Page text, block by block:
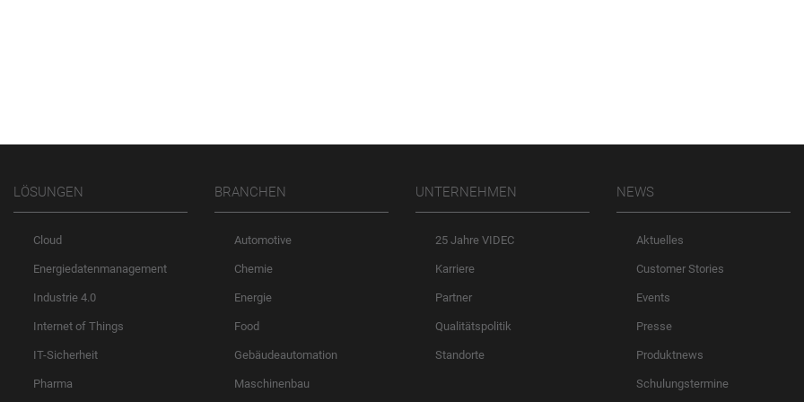
LÖSUNGEN
Cloud
Energiedatenmanagement
Industrie 4.0
Internet of Things
IT-Sicherheit
Pharma
BRANCHEN
Automotive
Chemie
Energie
Food
Gebäudeautomation
Maschinenbau
UNTERNEHMEN
25 Jahre VIDEC
Karriere
Partner
Qualitätspolitik
Standorte
NEWS
Aktuelles
Customer Stories
Events
Presse
Produktnews
Schulungstermine